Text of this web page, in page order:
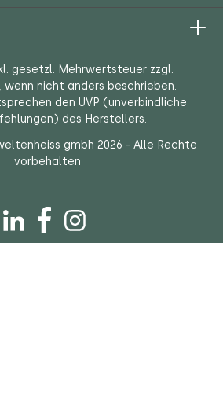
gesetzl. Mehrwertsteuer zzgl.
, wenn nicht anders beschrieben.
den UVP (unverbindliche
des Herstellers.
gmbh 2026 - Alle Rechte
vorbehalten